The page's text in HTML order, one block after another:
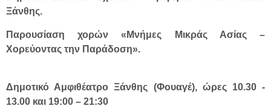
Ξάνθης.
Παρουσίαση χορών «Μνήμες Μικράς Ασίας –
Χορεύοντας την Παράδοση».
Δημοτικό Αμφιθέατρο Ξάνθης (Φουαγέ), ώρες 10.30 -
13.00 και 19:00 – 21:30